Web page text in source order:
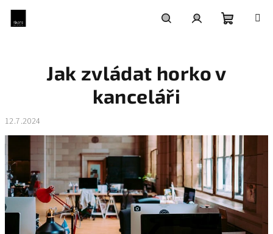
obsah
Jak zvládat horko v
kanceláři
12.7.2024